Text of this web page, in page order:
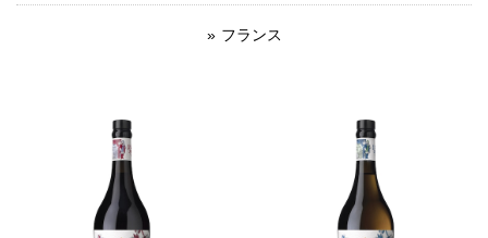
フランス